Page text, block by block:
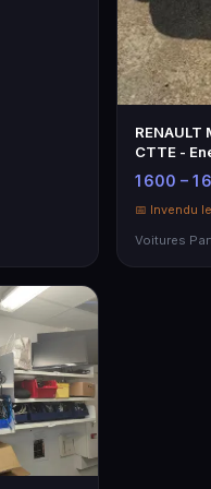
RENAULT
CTTE -
1 600 – 1
📅 Invendu